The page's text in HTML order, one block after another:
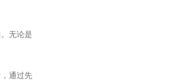
无论是
通过先